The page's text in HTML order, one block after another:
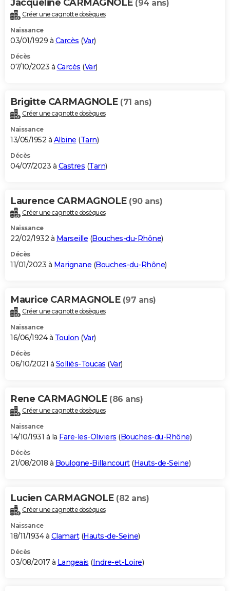
Bricolage
Lifestyle
Culture
Sport
Auto
Television
Voyage
Cinema
Jacqueline CARMAGNOLE (94 ans)
Créer une cagnotte obsèques
Naissance
03/01/1929 à Carcès (Var)
Décès
07/10/2023 à Carcès (Var)
Brigitte CARMAGNOLE (71 ans)
Créer une cagnotte obsèques
Naissance
13/05/1952 à Albine (Tarn)
Décès
04/07/2023 à Castres (Tarn)
Laurence CARMAGNOLE (90 ans)
Créer une cagnotte obsèques
Naissance
22/02/1932 à Marseille (Bouches-du-Rhône)
Décès
11/01/2023 à Marignane (Bouches-du-Rhône)
Maurice CARMAGNOLE (97 ans)
Créer une cagnotte obsèques
Naissance
16/06/1924 à Toulon (Var)
Décès
06/10/2021 à Solliès-Toucas (Var)
Rene CARMAGNOLE (86 ans)
Créer une cagnotte obsèques
Naissance
14/10/1931 à la Fare-les-Oliviers (Bouches-du-Rhône)
Décès
21/08/2018 à Boulogne-Billancourt(Hauts-de-Seine)
Lucien CARMAGNOLE (82 ans)
Créer une cagnotte obsèques
Naissance
18/11/1934 à Clamart(Hauts-de-Seine)
Décès
03/08/2017 à Langeais (Indre-et-Loire)